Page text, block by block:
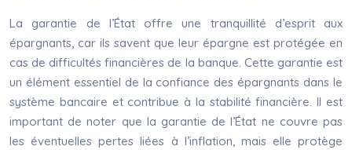
La garantie de l’État offre une tranquillité d’esprit aux
épargnants, car ils savent que leur épargne est protégée en
cas de difficultés financières de la banque. Cette garantie est
un élément essentiel de la confiance des épargnants dans le
système bancaire et contribue à la stabilité financière. Il est
important de noter que la garantie de l’État ne couvre pas
les éventuelles pertes liées à l’inflation, mais elle protège